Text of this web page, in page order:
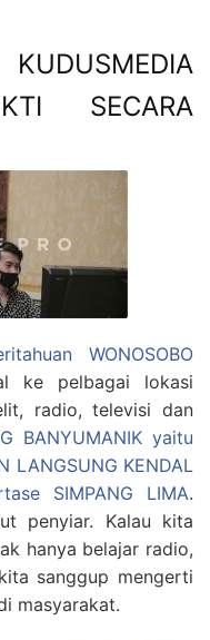
SECARA
WONOSOBO
ke pelbagai lokasi
radio, televisi dan
BANYUMANIK yaitu
LANGSUNG KENDAL
SIMPANG LIMA.
penyiar. Kalau kita
hanya belajar radio,
sanggup mengerti
masyarakat.